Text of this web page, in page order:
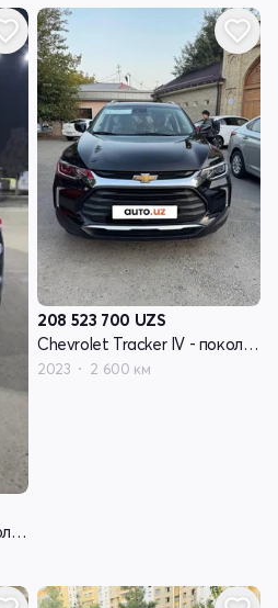
Chevrolet Tracker IV - поколение
208 523 700 UZS
Chevrolet Tracker IV - поколение
2023 2 600 км